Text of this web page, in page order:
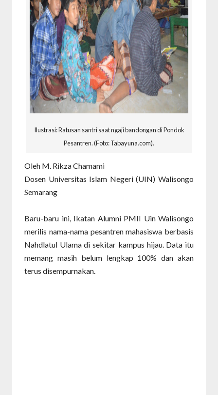
Ilustrasi: Ratusan santri saat ngaji bandongan di Pondok
Pesantren. (Foto: Tabayuna.com).
Oleh M. Rikza Chamami
Dosen Universitas Islam Negeri (UIN) Walisongo
Semarang
Baru-baru ini, Ikatan Alumni PMII Uin Walisongo
merilis nama-nama pesantren mahasiswa berbasis
Nahdlatul Ulama di sekitar kampus hijau. Data itu
memang masih belum lengkap 100% dan akan
terus disempurnakan.